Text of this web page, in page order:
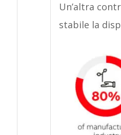
Un’altra
stabile la